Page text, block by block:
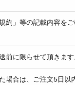
約」等の記載内容を
前に限らせて頂きます
場合は、ご注文5日以